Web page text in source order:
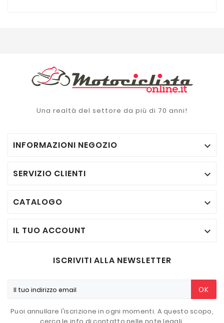
Una realtà del settore da più di 70 anni!
INFORMAZIONI NEGOZIO 
SERVIZIO CLIENTI 
CATALOGO 
IL TUO ACCOUNT 
ISCRIVITI ALLA NEWSLETTER
OK
Puoi annullare l'iscrizione in ogni momenti. A questo scopo,